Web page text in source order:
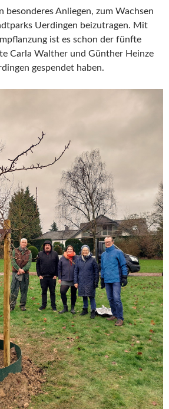
besonderes Anliegen, zum Wachsen
Uerdingen beizutragen. Mit
ist es schon der fünfte
Carla Walther und Günther Heinze
gespendet haben.